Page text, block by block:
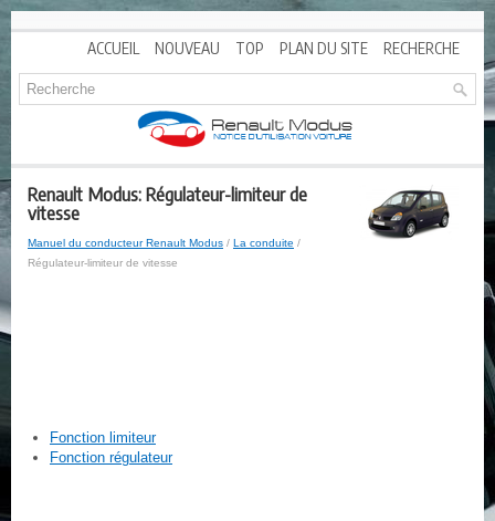
ACCUEIL NOUVEAU TOP PLAN DU SITE RECHERCHE
Renault Modus: Régulateur-limiteur de
vitesse
Manuel du conducteur Renault Modus / La conduite /
Régulateur-limiteur de vitesse
Fonction limiteur
Fonction régulateur